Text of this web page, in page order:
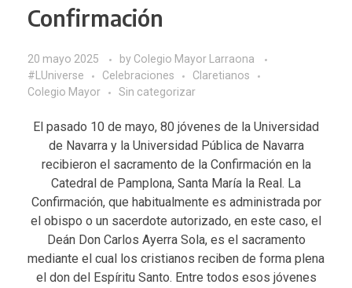
Confirmación
20 mayo 2025 by Colegio Mayor Larraona
#LUniverse
Celebraciones
Claretianos
Colegio Mayor
Sin categorizar
El pasado 10 de mayo, 80 jóvenes de la Universidad
de Navarra y la Universidad Pública de Navarra
recibieron el sacramento de la Confirmación en la
Catedral de Pamplona, Santa María la Real. La
Confirmación, que habitualmente es administrada por
el obispo o un sacerdote autorizado, en este caso, el
Deán Don Carlos Ayerra Sola, es el sacramento
mediante el cual los cristianos reciben de forma plena
el don del Espíritu Santo. Entre todos esos jóvenes